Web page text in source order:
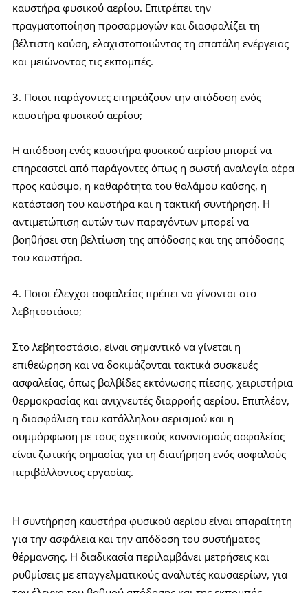
καυστήρα φυσικού αερίου. Επιτρέπει την
πραγματοποίηση προσαρμογών και διασφαλίζει τη
βέλτιστη καύση, ελαχιστοποιώντας τη σπατάλη ενέργειας
και μειώνοντας τις εκπομπές.
3. Ποιοι παράγοντες επηρεάζουν την απόδοση ενός
καυστήρα φυσικού αερίου;
Η απόδοση ενός καυστήρα φυσικού αερίου μπορεί να
επηρεαστεί από παράγοντες όπως η σωστή αναλογία αέρα
προς καύσιμο, η καθαρότητα του θαλάμου καύσης, η
κατάσταση του καυστήρα και η τακτική συντήρηση. Η
αντιμετώπιση αυτών των παραγόντων μπορεί να
βοηθήσει στη βελτίωση της απόδοσης και της απόδοσης
του καυστήρα.
4. Ποιοι έλεγχοι ασφαλείας πρέπει να γίνονται στο
λεβητοστάσιο;
Στο λεβητοστάσιο, είναι σημαντικό να γίνεται η
επιθεώρηση και να δοκιμάζονται τακτικά συσκευές
ασφαλείας, όπως βαλβίδες εκτόνωσης πίεσης, χειριστήρια
θερμοκρασίας και ανιχνευτές διαρροής αερίου. Επιπλέον,
η διασφάλιση του κατάλληλου αερισμού και η
συμμόρφωση με τους σχετικούς κανονισμούς ασφαλείας
είναι ζωτικής σημασίας για τη διατήρηση ενός ασφαλούς
περιβάλλοντος εργασίας.
Η συντήρηση καυστήρα φυσικού αερίου είναι απαραίτητη
για την ασφάλεια και την απόδοση του συστήματος
θέρμανσης. Η διαδικασία περιλαμβάνει μετρήσεις και
ρυθμίσεις με επαγγελματικούς αναλυτές καυσαερίων, για